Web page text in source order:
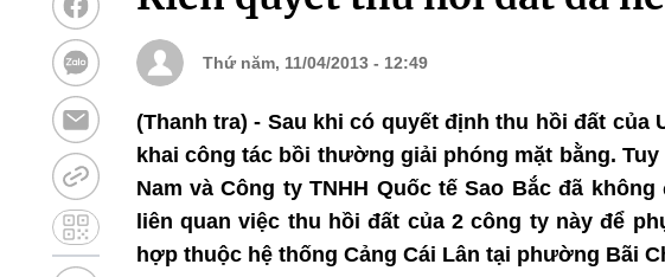
Thứ năm, 11/04/2013 - 12:49
(Thanh tra) - Sau khi có quyết định thu hồi đất của
khai công tác bồi thường giải phóng mặt bằng.
Nam và Công ty TNHH Quốc tế Sao Bắc đã
liên quan việc thu hồi đất của 2 công ty này để
hợp thuộc hệ thống Cảng Cái Lân tại phường Bãi